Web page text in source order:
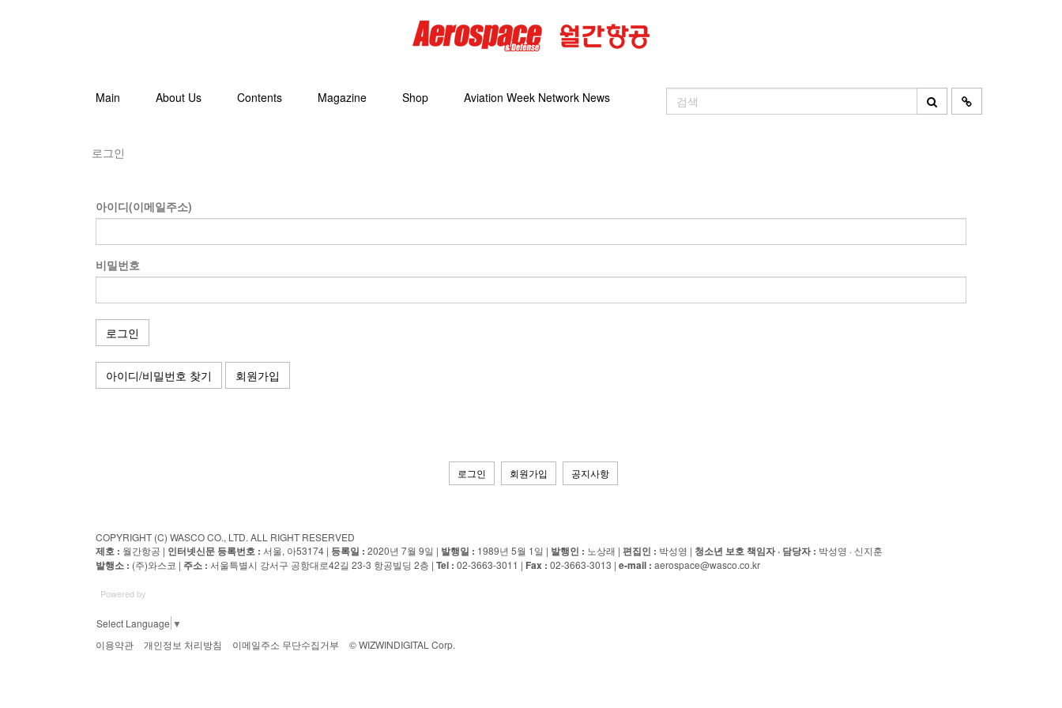
Main About Us Contents Magazine Shop Aviation Week Network News
로그인
아이디(이메일주소)
비밀번호
로그인
아이디/비밀번호 찾기 회원가입
로그인 회원가입 공지사항
COPYRIGHT (C) WASCO CO., LTD. ALL RIGHT RESERVED
제호 : 월간항공 | 인터넷신문 등록번호 : 서울, 아53174 | 등록일 : 2020년 7월 9일 | 발행일 : 1989년 5월 1일 | 발행인 : 노상래 | 편집인 : 박성영 | 청소년 보호 책임자 · 담당자: 박성영 · 신지훈
발행소 : (주)와스코 | 주소 : 서울특별시 강서구 공항대로42길 23-3 항공빌딩 2층 | Tel : 02-3663-3011 | Fax : 02-3663-3013 | e-mail : aerospace@wasco.co.kr
Powered by
Select Language ▼
이용약관
개인정보 처리방침 이메일주소 무단수집거부 © WIZWINDIGITAL Corp.